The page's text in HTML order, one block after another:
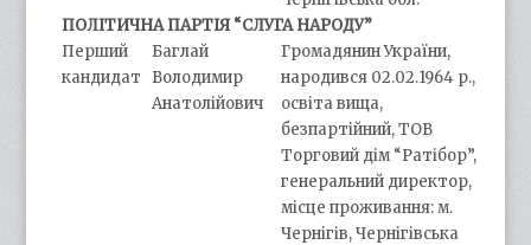
ПОЛІТИЧНА ПАРТІЯ “СЛУГА НАРОДУ”
Перший
кандидат
Баглай
Володимир
Анатолійович
Громадянин України,
народився 02.02.1964 р.,
освіта вища,
безпартійний, ТОВ
Торговий дім “Ратібор”,
генеральний директор,
місце проживання: м.
Чернігів, Чернігівська